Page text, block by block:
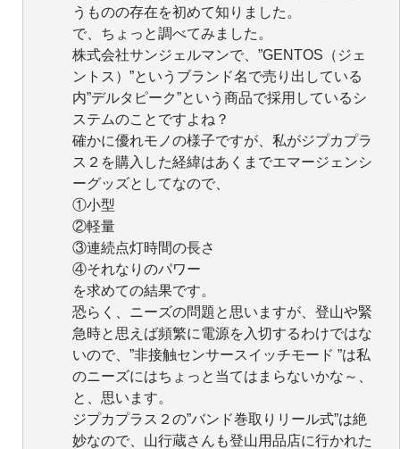
うものの存在を初めて知りました。
で、ちょっと調べてみました。
株式会社サンジェルマンで、”GENTOS（ジェ
ントス）”というブランド名で売り出している
内”デルタピーク”という商品で採用しているシ
ステムのことですよね？
確かに優れモノの様子ですが、私がジプカプラ
ス２を購入した経緯はあくまでエマージェンシ
ーグッズとしてなので、
①小型
②軽量
③連続点灯時間の長さ
④それなりのパワー
を求めての結果です。
恐らく、ニーズの問題と思いますが、登山や緊
急時と思えば頻繁に電源を入切するわけではな
いので、”非接触センサースイッチモード ”は私
のニーズにはちょっと当てはまらないかな～、
と、思います。
ジプカプラス２の”バンド巻取りリール式”は絶
妙なので、山行蔵さんも登山用品店に行かれた